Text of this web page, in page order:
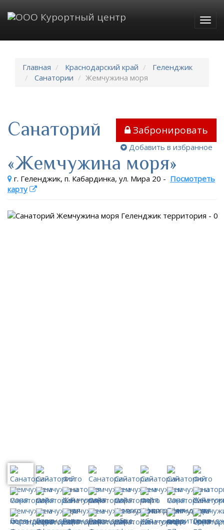
Главная Краснодарский край
Геленджик
Санатории
Жемчужина моря
Забронировать
Добавить в избранное
Санаторий
«Жемчужина моря»
г. Геленджик, п. Кабардинка, ул. Мира 20 - Посмотреть
карту